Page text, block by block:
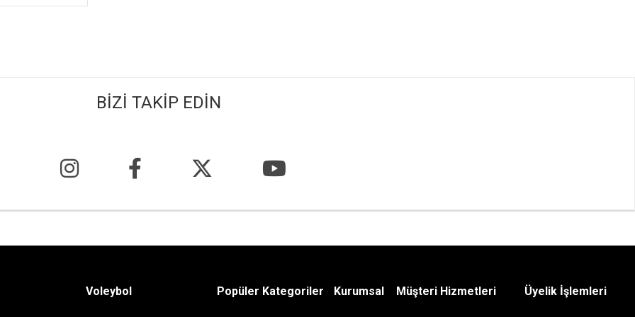
BİZİ TAKİP EDİN
Voleybol Popüler Kategoriler Kurumsal Müşteri Hizmetleri Üyelik İşlemleri